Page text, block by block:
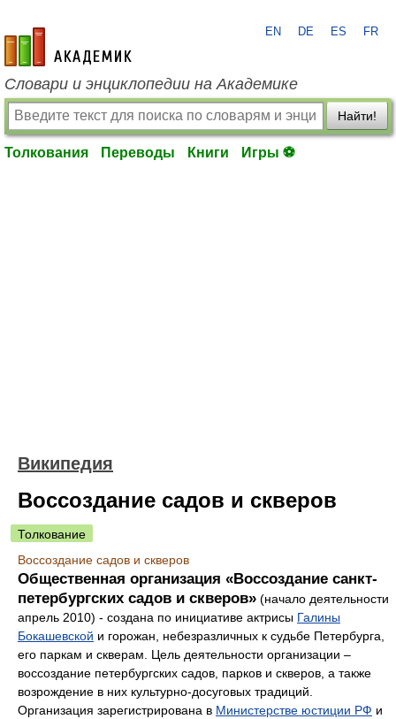
academic.ru
EN DE ES FR
Словари и энциклопедии на Академике
Найти!
Толкования Переводы Книги Игры ⚽
Википедия
Воссоздание садов и скверов
Толкование
Воссоздание садов и скверов
Общественная организация «Воссоздание санкт-
петербургских садов и скверов» (начало деятельности
апрель 2010) - создана по инициативе актрисы Галины
Бокашевской и горожан, небезразличных к судьбе Петербурга,
его паркам и скверам. Цель деятельности организации –
воссоздание петербургских садов, парков и скверов, а также
возрождение в них культурно-досуговых традиций.
Организация зарегистрирована в Министерстве юстиции РФ и